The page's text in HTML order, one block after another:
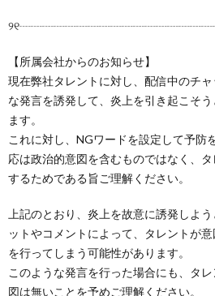
【所属会社からのお知らせ】
現在弊社タレントに対し、配信中のチ
な発言を誘発して、炎上を引き起こそ
ます。
これに対し、NGワードを設定して予防
応は政治的意図を含むものではなく、
するためである旨ご理解ください。
上記のとおり、炎上を故意に誘発しよ
ットやコメントによって、タレントが
を行ってしまう可能性があります。
このような発言を行った場合にも、タ
図は無いことを予めご理解ください。